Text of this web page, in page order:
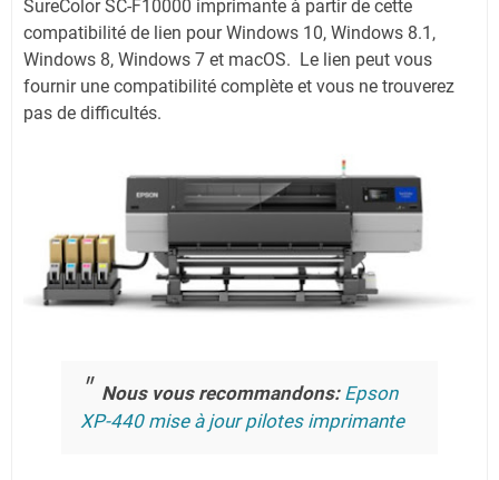
SureColor SC-F10000 imprimante à partir de cette
compatibilité de lien pour Windows 10, Windows 8.1,
Windows 8, Windows 7 et macOS. Le lien peut vous
fournir une compatibilité complète et vous ne trouverez
pas de difficultés.
Nous vous recommandons: Epson
XP-440 mise à jour pilotes imprimante